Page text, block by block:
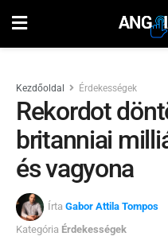
Kezdőoldal Érdekességek
Rekordot
britanniai
és vagyona
Írta Gabor Attila Tompos
Kategória Érdekességek